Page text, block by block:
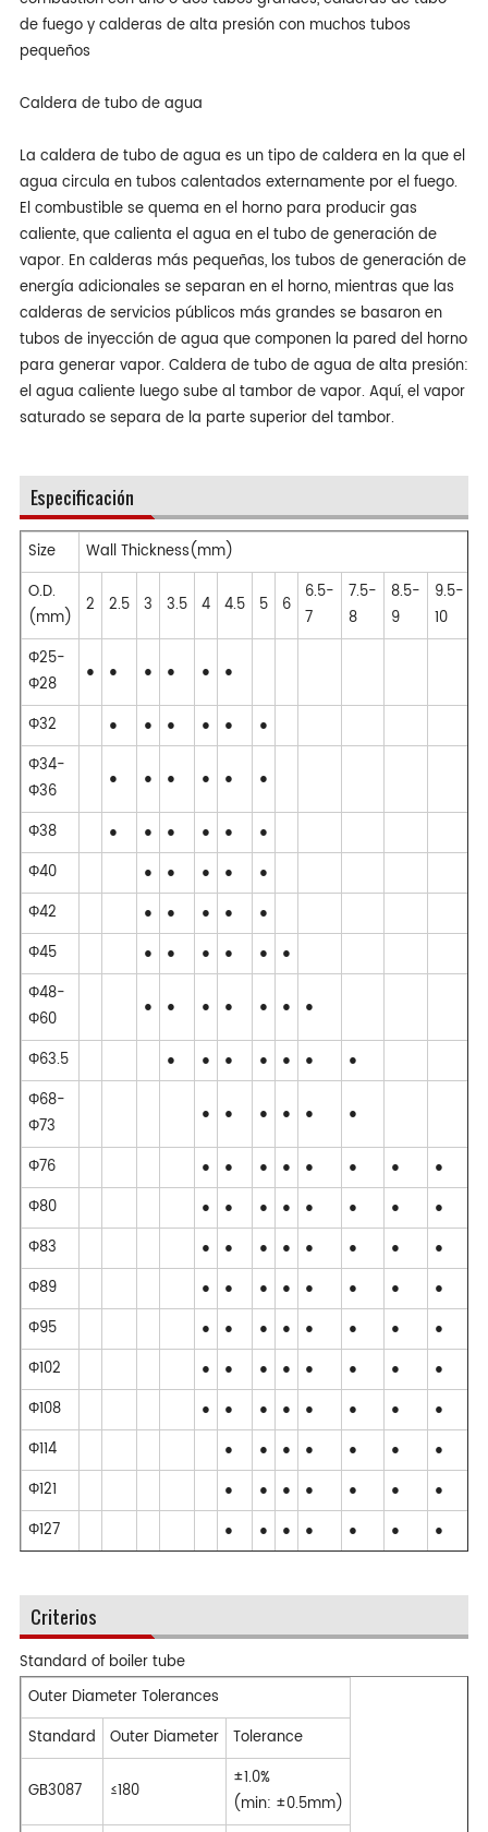
de fuego y calderas de alta presión con muchos tubos
pequeños
Caldera de tubo de agua
La caldera de tubo de agua es un tipo de caldera en la que el
agua circula en tubos calentados externamente por el fuego.
El combustible se quema en el horno para producir gas
caliente, que calienta el agua en el tubo de generación de
vapor. En calderas más pequeñas, los tubos de generación de
energía adicionales se separan en el horno, mientras que las
calderas de servicios públicos más grandes se basaron en
tubos de inyección de agua que componen la pared del horno
para generar vapor. Caldera de tubo de agua de alta presión:
el agua caliente luego sube al tambor de vapor. Aquí, el vapor
saturado se separa de la parte superior del tambor.
Especificación
Size
Wall Thickness(mm)
O.D.
(mm)
2 2.5 3 3.5 4 4.5 5 6
6.5-
7
7.5-
8
8.5-
9
9.5-
10
Φ25-
Φ28
● ● ● ● ● ●
Φ32 ● ● ● ● ●
●
Φ34-
Φ36
● ● ● ● ● ●
Φ38 ● ● ● ● ●
●
Φ40
● ● ● ●
●
Φ42
● ● ● ●
●
Φ45
● ● ● ● ●
●
Φ48-
Φ60
● ● ● ● ● ● ●
Φ63.5 ● ● ● ● ● ●
●
Φ68-
Φ73
● ● ● ● ● ●
Φ76 ● ● ● ● ● ● ● ●
Φ80
● ● ● ● ● ● ● ●
Φ83
● ● ● ● ● ● ● ●
Φ89
● ● ● ● ● ● ● ●
Φ95
● ● ● ● ● ● ● ●
Φ102
● ● ● ● ● ● ● ●
Φ108
● ● ● ● ● ● ● ●
Φ114
● ● ● ● ● ● ●
Φ121
● ● ● ● ● ● ●
Φ127
● ● ● ● ● ● ●
Criterios
Standard of boiler tube
Outer Diameter Tolerances
Standard
Outer Diameter Tolerance
GB3087 ≤180
±1.0%
(min: ±0.5mm)